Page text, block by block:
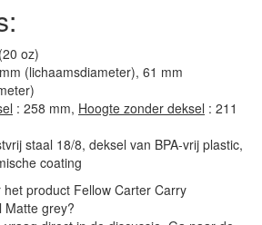
oz)
(lichaamsdiameter), 61 mm
: 258 mm, Hoogte zonder deksel : 211
staal 18/8, deksel van BPA-vrij plastic,
coating
het product Fellow Carter Carry
Matte grey?